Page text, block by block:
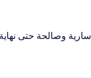
وصالحة حتى